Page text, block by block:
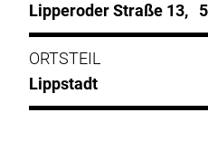
Lipperoder Straße 13,
ORTSTEIL
Lippstadt